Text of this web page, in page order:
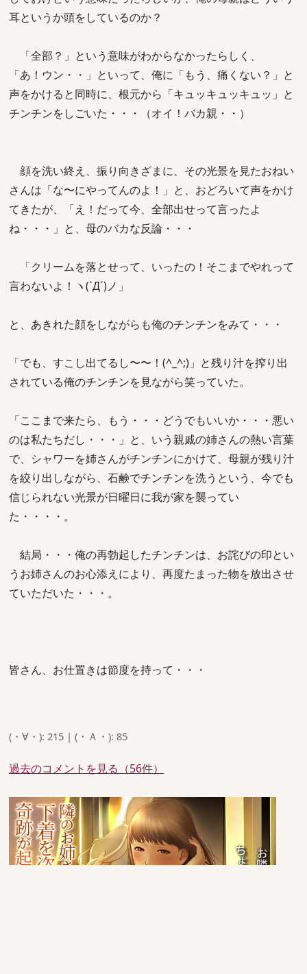
耳というか頭をしているのか？
「全部？」という意味がわからなかったらしく、
「あ！ウン・・」といって、俺に「もう、痛くない？」と
声をかけると同時に、根元から「キュッキュッキュッ」と
チンチンをしごいた・・・（オイ！バカ親・・）
顔を洗い終え、振り向きざまに、その光景を見たおねい
さんは「な〜にやってんのよ！」と、おどろいて声をかけ
てきたが、「え！だって今、全部出せって言ったよ
ね・・・」と、母のバカな反論・・・
「クリームを落とせって、いったの！そこまでやれって
言わないよ！ヽ(`Д´)ノ」
と、あきれた顔をしながらも俺のチンチンをみて・・・
「でも、すこし出てるし〜〜！(^_^;)」と残り汁を搾り出
されている俺のチンチンを見ながら笑っていた。
「ここまで来たら、もう・・・どうでもいいか・・・悪い
のは私たちだし・・・」と、いう親戚の姉さんの熱い言葉
で、シャワーを姉さんがチンチンにかけて、母親が残り汁
を絞り出しながら、石鹸でチンチンを洗うという、今でも
信じられない光景が日曜日に我が家を襲ってい
た・・・・。
結局・・・俺の再勃起したチンチンは、お詫びの印とい
うお姉さんのお心添えにより、再度たまった物を放出させ
ていただいた・・・。
皆さん、お仕置きは節度を持って・・・
(・∀・): 215 | (・Ａ・): 85
過去のコメントを見る（56件）